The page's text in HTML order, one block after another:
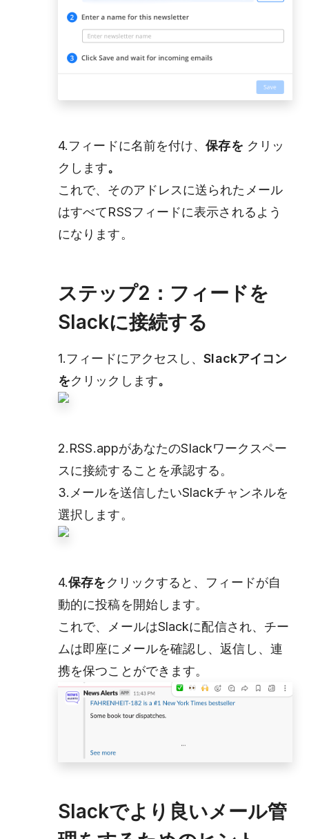
4.フィードに名前を付け、保存を クリッ
クします。
これで、そのアドレスに送られたメール
はすべてRSSフィードに表示されるよう
になります。
ステップ2：フィードを
Slackに接続する
1.フィードにアクセスし、Slackアイコン
をクリックします。
2.RSS.appがあなたのSlackワークスペー
スに接続することを承認する。
3.メールを送信したいSlackチャンネルを
選択します。
4.保存をクリックすると、フィードが自
動的に投稿を開始します。
これで、メールはSlackに配信され、チー
ムは即座にメールを確認し、返信し、連
携を保つことができます。
Slackでより良いメール管